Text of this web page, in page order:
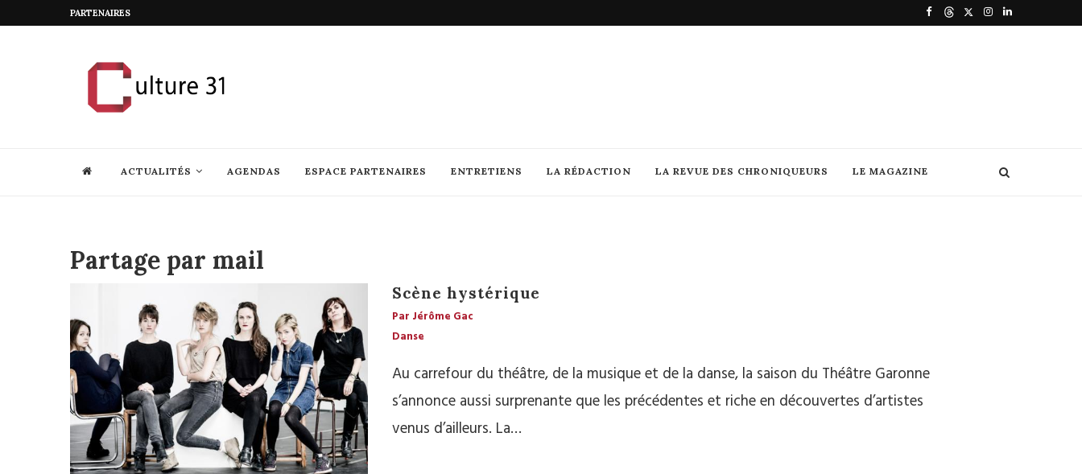
PARTENAIRES
ACTUALITÉS AGENDAS ESPACE PARTENAIRES ENTRETIENS LA RÉDACTION LA REVUE DES CHRONIQUEURS LE MAGAZINE
Partage par mail
Scène hystérique
Par Jérôme Gac
Danse
Au carrefour du théâtre, de la musique et de la danse, la saison du Théâtre Garonne
s’annonce aussi surprenante que les précédentes et riche en découvertes d’artistes
venus d’ailleurs. La…